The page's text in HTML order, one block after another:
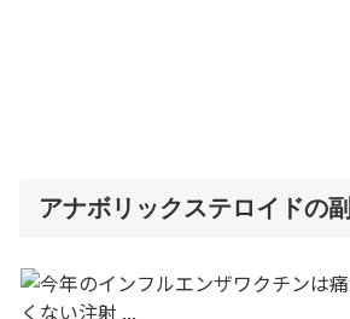
アナボリックステロイドの